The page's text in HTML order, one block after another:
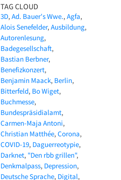
TAG CLOUD
3D Ad. Bauer's Wwe. Agfa
Alois Senefelder Ausbildung
Autorenlesung
Badegesellschaft
Bastian Berbner
Benefizkonzert
Benjamin Maack Berlin
Bitterfeld Bo Wiget
Buchmesse
Bundespräsidialamt
Carmen-Maja Antoni
Christian Matthée Corona
COVID-19 Daguerreotypie
Darknet "Den rbb grillen"
Denkmalpass Depression
Deutsche Sprache Digital